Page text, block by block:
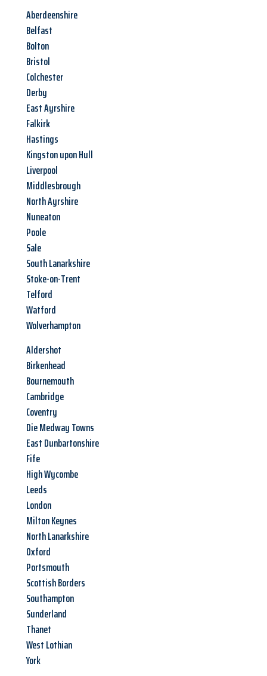
Aberdeenshire
Belfast
Bolton
Bristol
Colchester
Derby
East Ayrshire
Falkirk
Hastings
Kingston upon Hull
Liverpool
Middlesbrough
North Ayrshire
Nuneaton
Poole
Sale
South Lanarkshire
Stoke-on-Trent
Telford
Watford
Wolverhampton
Aldershot
Birkenhead
Bournemouth
Cambridge
Coventry
Die Medway Towns
East Dunbartonshire
Fife
High Wycombe
Leeds
London
Milton Keynes
North Lanarkshire
Oxford
Portsmouth
Scottish Borders
Southampton
Sunderland
Thanet
West Lothian
York